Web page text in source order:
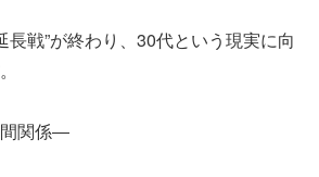
長戦”が終わり、30代という現実に向
間関係―